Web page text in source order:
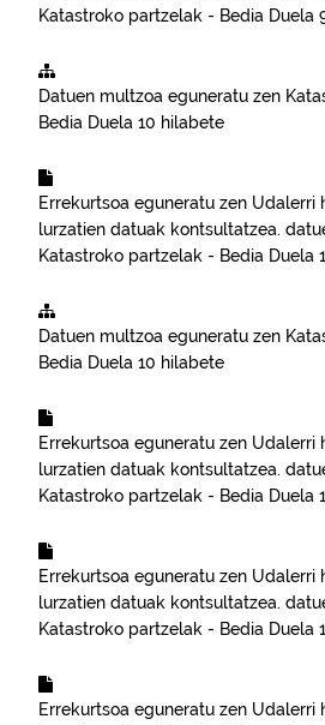
Katastroko partzelak - Bedia Duela
Datuen multzoa eguneratu zen
Bedia Duela 10 hilabete
Errekurtsoa eguneratu zen Udalerri
lurzatien datuak kontsultatzea.
Katastroko partzelak - Bedia Duela
Datuen multzoa eguneratu zen
Bedia Duela 10 hilabete
Errekurtsoa eguneratu zen Udalerri
lurzatien datuak kontsultatzea.
Katastroko partzelak - Bedia Duela
Errekurtsoa eguneratu zen Udalerri
lurzatien datuak kontsultatzea.
Katastroko partzelak - Bedia Duela
Errekurtsoa eguneratu zen Udalerri